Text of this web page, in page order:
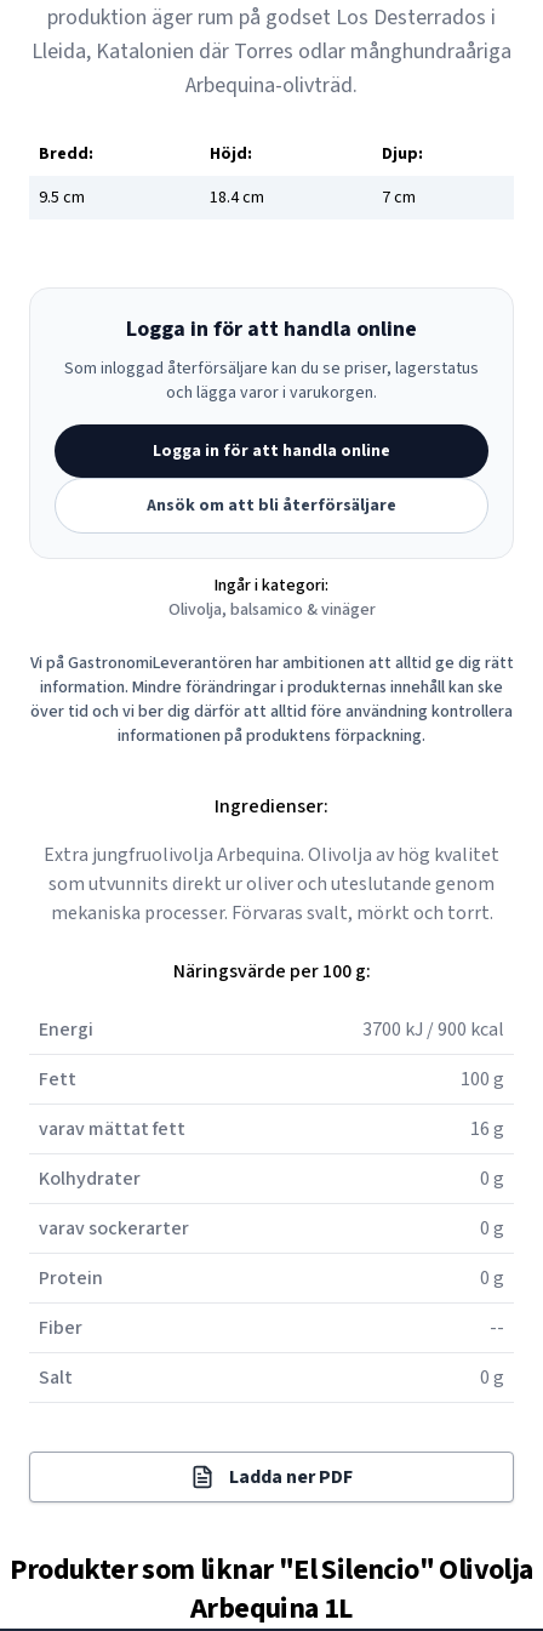
produktion äger rum på godset Los Desterrados i
Lleida, Katalonien där Torres odlar månghundraåriga
Arbequina-olivträd.
Bredd: Höjd:
Djup:
9.5 cm 18.4cm 7cm
Logga in för att handla online
Som inloggad återförsäljare kan du se priser, lagerstatus
och lägga varor i varukorgen.
Logga in för att handla online
Ansök om att bli återförsäljare
Ingår i kategori:
Olivolja, balsamico & vinäger
Vi på GastronomiLeverantören har ambitionen att alltid ge dig rätt
information. Mindre förändringar i produkternas innehåll kan ske
över tid och vi ber dig därför att alltid före användning kontrollera
informationen på produktens förpackning.
Ingredienser:
Extra jungfruolivolja Arbequina. Olivolja av hög kvalitet
som utvunnits direkt ur oliver och uteslutande genom
mekaniska processer. Förvaras svalt, mörkt och torrt.
Näringsvärde per 100 g:
Energi
3700 kJ / 900 kcal
Fett
100 g
varav mättat fett
16 g
Kolhydrater
0 g
varav sockerarter
0 g
Protein
0 g
Fiber
--
Salt
0 g
Ladda ner PDF
Produkter som liknar"El Silencio" Olivolja
Arbequina 1L